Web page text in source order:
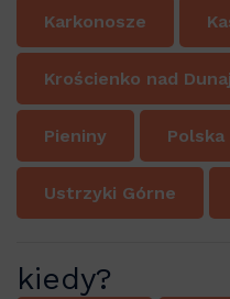
Karkonosze
Krościenko nad
Pieniny Polska
Ustrzyki Górne
kiedy?